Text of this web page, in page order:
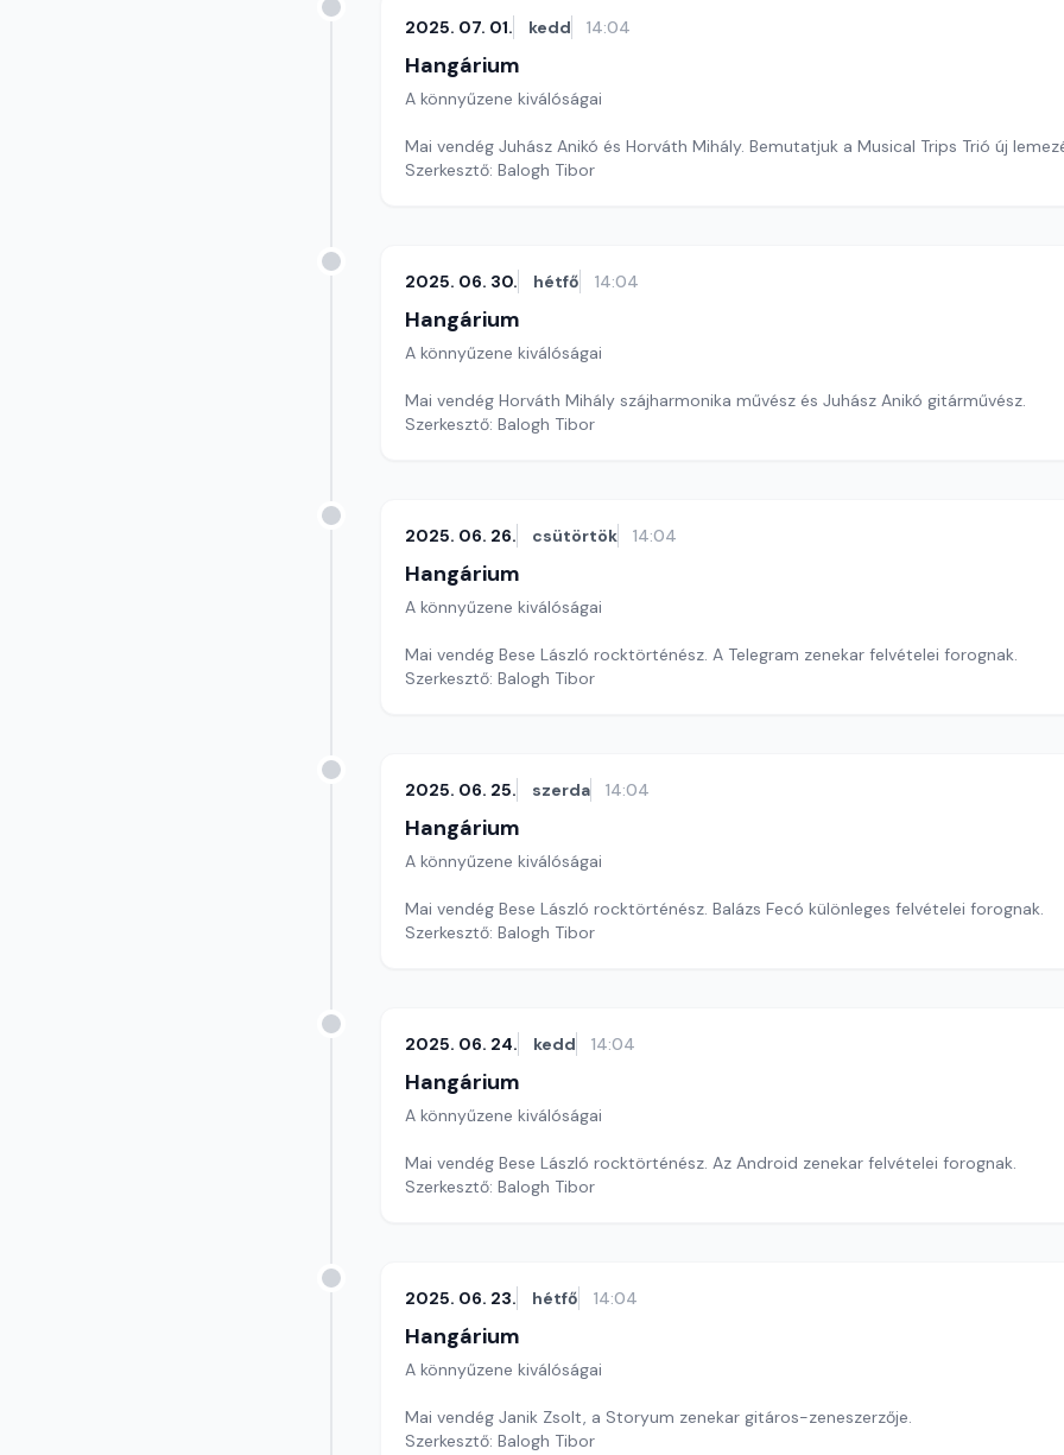
2025. 07. 01. kedd 14:04
Hangárium
A könnyűzene kiválóságai
Mai vendég Juhász Anikó és Horváth Mihály. Bemutatjuk a Musical Trips Trió új
Szerkesztő: Balogh Tibor
2025. 06. 30. hétfő 14:04
Hangárium
A könnyűzene kiválóságai
Mai vendég Horváth Mihály szájharmonika művész és Juhász Anikó gitárművész.
Szerkesztő: Balogh Tibor
2025. 06. 26. csütörtök 14:04
Hangárium
A könnyűzene kiválóságai
Mai vendég Bese László rocktörténész. A Telegram zenekar felvételei forognak.
Szerkesztő: Balogh Tibor
2025. 06. 25. szerda 14:04
Hangárium
A könnyűzene kiválóságai
Mai vendég Bese László rocktörténész. Balázs Fecó különleges felvételei forognak.
Szerkesztő: Balogh Tibor
2025. 06. 24. kedd 14:04
Hangárium
A könnyűzene kiválóságai
Mai vendég Bese László rocktörténész. Az Android zenekar felvételei forognak.
Szerkesztő: Balogh Tibor
2025. 06. 23. hétfő 14:04
Hangárium
A könnyűzene kiválóságai
Mai vendég Janik Zsolt, a Storyum zenekar gitáros-zeneszerzője.
Szerkesztő: Balogh Tibor